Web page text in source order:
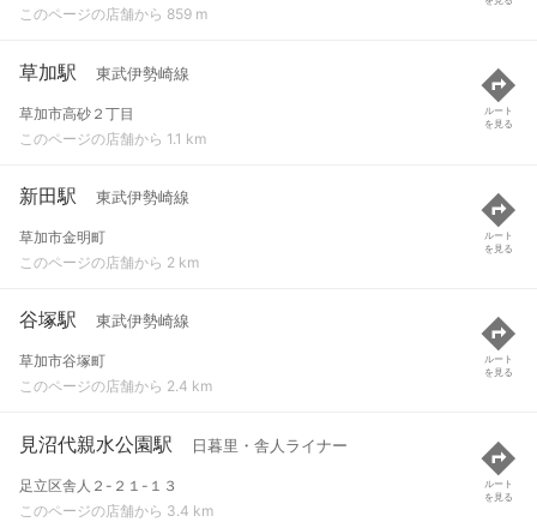
このページの店舗から 859 m
草加駅 東武伊勢崎線
草加市高砂２丁目
このページの店舗から 1.1 km
ルート
を見る
新田駅 東武伊勢崎線
草加市金明町
このページの店舗から 2 km
ルート
を見る
谷塚駅 東武伊勢崎線
草加市谷塚町
このページの店舗から 2.4 km
ルート
を見る
見沼代親水公園駅 日暮里・舎人ライナー
足立区舎人２-２１-１３
このページの店舗から 3.4 km
ルート
を見る